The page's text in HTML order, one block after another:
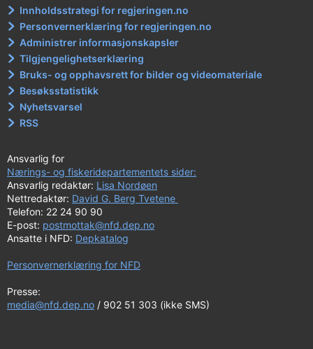
Innholdsstrategi for regjeringen.no
Personvernerklæring for regjeringen.no
Administrer informasjonskapsler
Tilgjengelighetserklæring
Bruks- og opphavsrett for bilder og videomateriale
Besøksstatistikk
Nyhetsvarsel
RSS
Ansvarlig for
Nærings- og fiskeridepartementets sider:
Ansvarlig redaktør: Lisa Nordøen
Nettredaktør: David G. Berg Tvetene
Telefon: 22 24 90 90
E-post: postmottak@nfd.dep.no
Ansatte i NFD: Depkatalog
Personvernerklæring for NFD
Presse:
media@nfd.dep.no / 902 51 303 (ikke SMS)